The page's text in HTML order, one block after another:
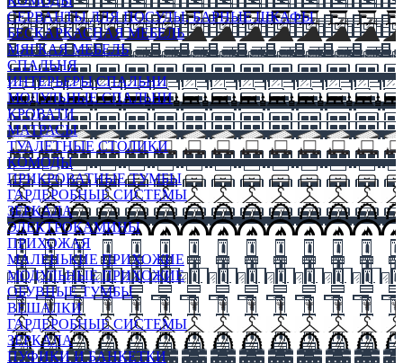
СЕРВАНТЫ ДЛЯ ПОСУДЫ, БАРНЫЕ ШКАФЫ
БЕСКАРКАСНАЯ МЕБЕЛЬ
МЯГКАЯ МЕБЕЛЬ
СПАЛЬНЯ
ИНТЕРЬЕРЫ СПАЛЬНИ
МОДУЛЬНЫЕ СПАЛЬНИ
КРОВАТИ
МАТРАСЫ
ТУАЛЕТНЫЕ СТОЛИКИ
КОМОДЫ
ПРИКРОВАТНЫЕ ТУМБЫ
ГАРДЕРОБНЫЕ СИСТЕМЫ
ЗЕРКАЛА
ЭЛЕКТРОКАМИНЫ
ПРИХОЖАЯ
МАЛЕНЬКИЕ ПРИХОЖИЕ
МОДУЛЬНЫЕ ПРИХОЖИЕ
ОБУВНЫЕ ТУМБЫ
ВЕШАЛКИ
ГАРДЕРОБНЫЕ СИСТЕМЫ
ЗЕРКАЛА
ПУФИКИ И БАНКЕТКИ